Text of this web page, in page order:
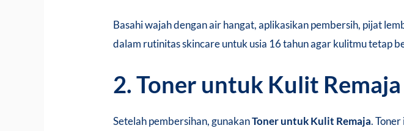
Basahi wajah dengan air hangat, aplikasikan pembersih, pijat
dalam rutinitas skincare untuk usia 16 tahun agar kulitmu tetap
2. Toner untuk Kulit Remaja
Setelah pembersihan, gunakanToner untuk Kulit Remaja.